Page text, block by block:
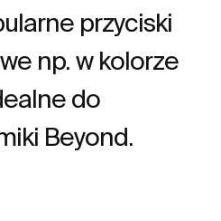
przyciski
np. w kolorze
do
Beyond.